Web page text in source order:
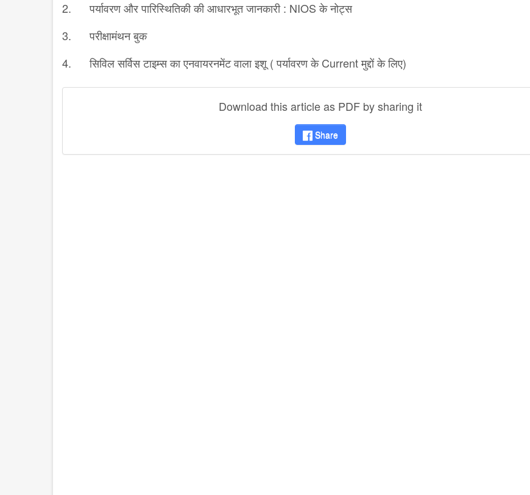
2. पर्यावरण और पारिस्थितिकी की आधारभूत जानकारी : NIOS के नोट्स
3. परीक्षामंथन बुक
4. सिविल सर्विस टाइम्स का एनवायरनमेंट वाला इशू ( पर्यावरण के Current मुद्दों के लिए)
Download this article as PDF by sharing it
Share